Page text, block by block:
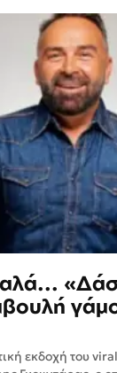
εκδοχή του